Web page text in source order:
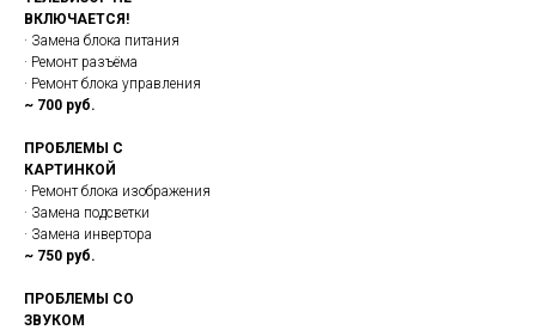
ВКЛЮЧАЕТСЯ!
· Замена блока питания
· Ремонт разъёма
· Ремонт блока управления
~ 700 руб.
ПРОБЛЕМЫ С
КАРТИНКОЙ
· Ремонт блока изображения
· Замена подсветки
· Замена инвертора
~ 750 руб.
ПРОБЛЕМЫ СО
ЗВУКОМ